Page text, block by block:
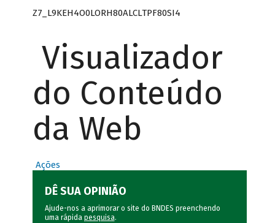
Z7_L9KEH4O0LORH80ALCLTPF80SI4
Visualizador
do Conteúdo
da Web
Ações
DÊ SUA OPINIÃO
Ajude-nos a aprimorar o site do BNDES preenchendo
uma rápida pesquisa.